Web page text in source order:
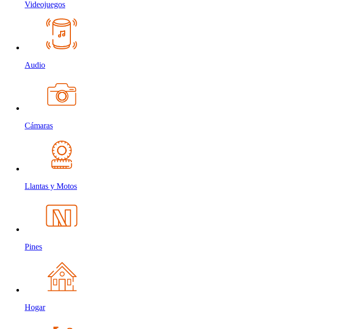
Videojuegos
Audio
Cámaras
Llantas y Motos
Pines
Hogar